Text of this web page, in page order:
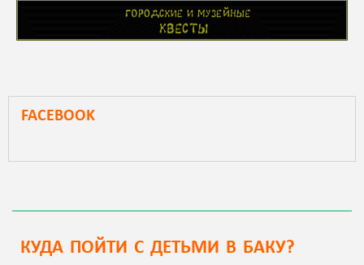
FACEBOOK
КУДА ПОЙТИ С ДЕТЬМИ В БАКУ?